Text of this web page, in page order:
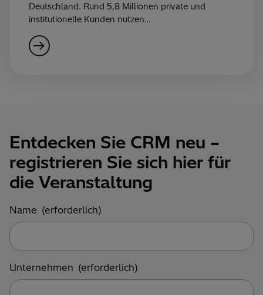
Deutschland. Rund 5,8 Millionen private und
institutionelle Kunden nutzen…
Entdecken Sie CRM neu –
registrieren Sie sich hier für
die Veranstaltung
Name (erforderlich)
Unternehmen (erforderlich)